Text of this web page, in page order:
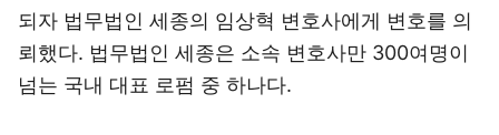
되자 법무법인 세종의 임상혁 변호사에게 변호를 의
뢰했다. 법무법인 세종은 소속 변호사만 300여명이
넘는 국내 대표 로펌 중 하나다.